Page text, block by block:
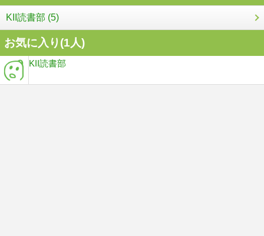
KII読書部 (5)
お気に入り(1人)
KII読書部